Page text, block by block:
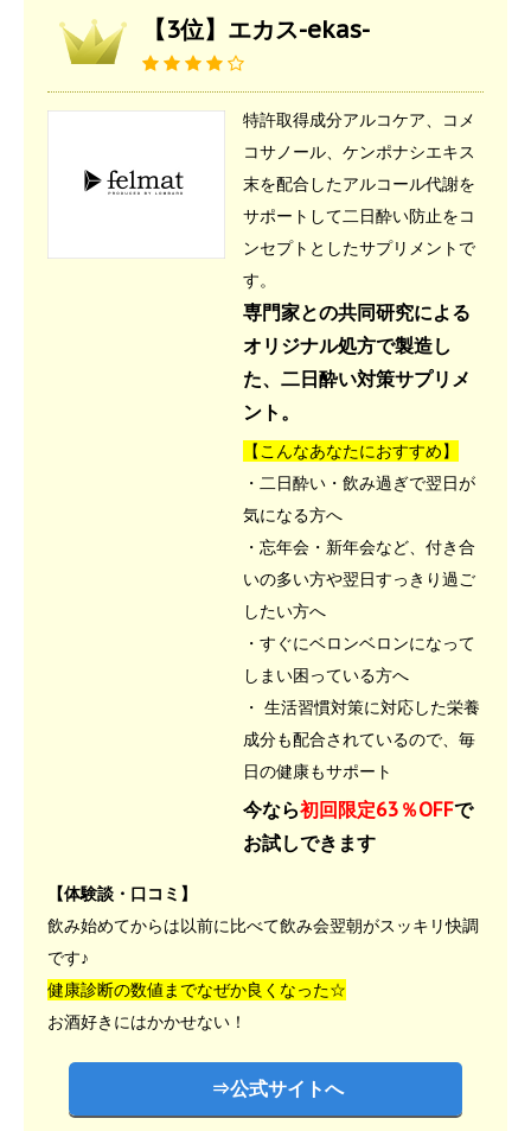
【3位】エカス-ekas-
特許取得成分アルコケア、コメ
コサノール、ケンポナシエキス
末を配合したアルコール代謝を
サポートして二日酔い防止をコ
ンセプトとしたサプリメントで
す。
専門家との共同研究による
オリジナル処方で製造し
た、二日酔い対策サプリメ
ント。
【こんなあなたにおすすめ】
・二日酔い・飲み過ぎで翌日が
気になる方へ
・忘年会・新年会など、付き合
いの多い方や翌日すっきり過ご
したい方へ
・すぐにベロンベロンになって
しまい困っている方へ
・ 生活習慣対策に対応した栄養
成分も配合されているので、毎
日の健康もサポート
今なら初回限定63％OFFで
お試しできます
【体験談・口コミ】
飲み始めてからは以前に比べて飲み会翌朝がスッキリ快調
です♪
健康診断の数値までなぜか良くなった☆
お酒好きにはかかせない！
⇒公式サイトへ